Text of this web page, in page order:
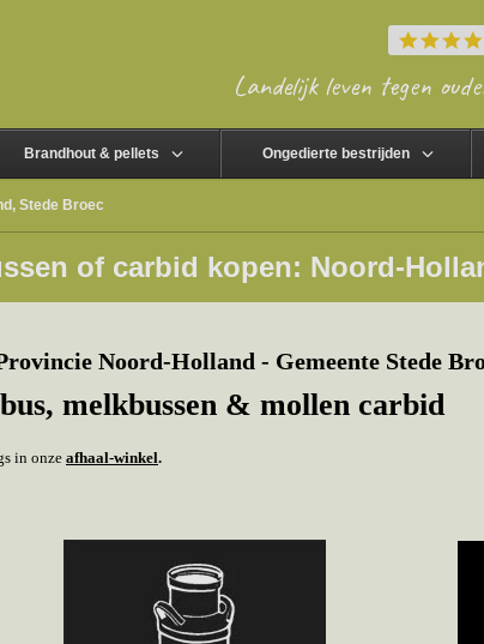
Landelijk leven tegen
Brandhout & pellets Ongedierte bestrijden
Stede Broec
of carbid kopen: Noord-
Noord-Holland - Gemeente Stede
melkbussen & mollen carbid
in onze afhaal-winkel.